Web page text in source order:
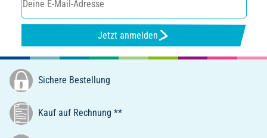
Jetzt anmelden
Sichere Bestellung
Kauf auf Rechnung **